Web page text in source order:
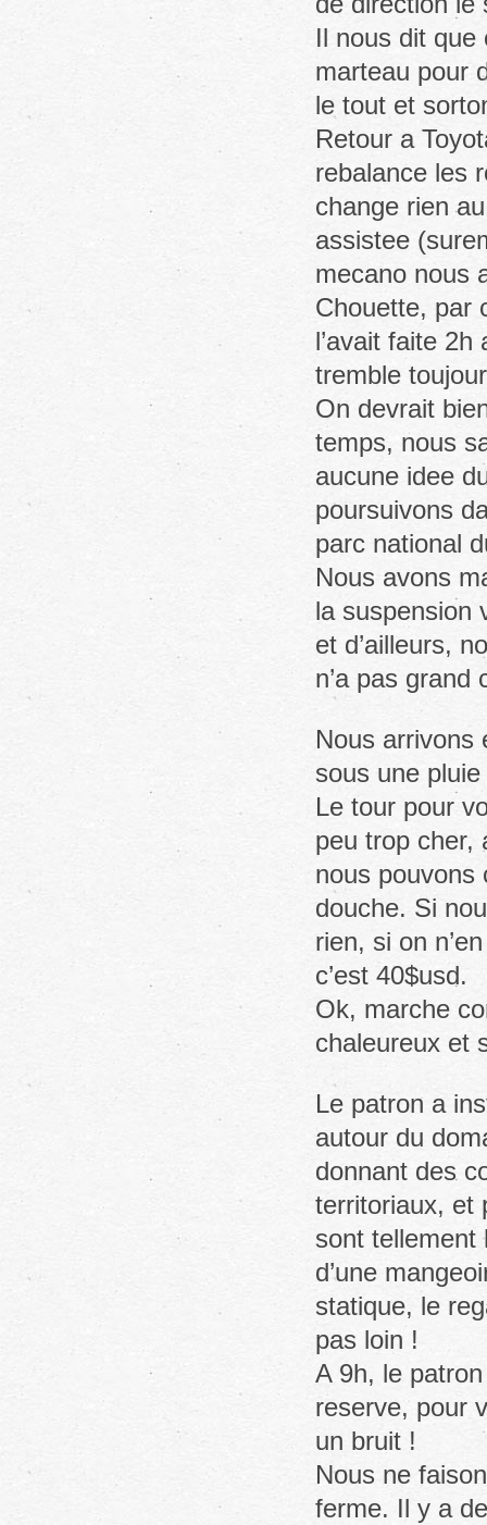
Il nous dit que
marteau pour
le tout et
Retour a
rebalance les
change rien
assistee
mecano nous
Chouette, par
l’avait faite
tremble
On devrait
temps, nous
aucune idee
poursuivons
parc national
Nous avons
la suspension
et d’ailleurs,
n’a pas
Nous arrivons
sous une
Le tour pour
peu trop cher,
nous pouvons
douche. Si
rien, si on
c’est 40$usd.
Ok, marche
chaleureux et
Le patron a
autour du
donnant des
territoriaux, et
sont tellement
d’une
statique, le
pas loin !
A 9h, le
reserve, pour
un bruit !
Nous ne
ferme. Il y a